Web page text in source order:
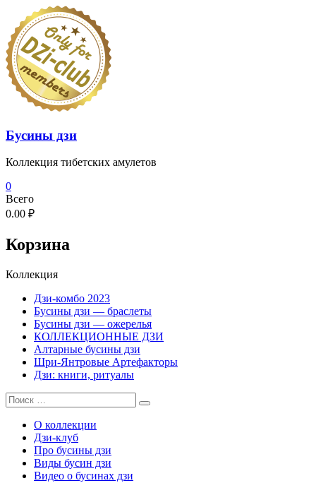
Перейти
содержимому
Бусины дзи
Коллекция тибетских амулетов
0
Всего
0.00 ₽
Корзина
Коллекция
Дзи-комбо 2023
Бусины дзи — браслеты
Бусины дзи — ожерелья
КОЛЛЕКЦИОННЫЕ ДЗИ
Алтарные бусины дзи
Шри-Янтровые Артефакторы
Дзи: книги, ритуалы
О коллекции
Дзи-клуб
Про бусины дзи
Виды бусин дзи
Видео о бусинах дзи